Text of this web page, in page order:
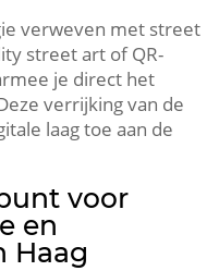
verweven met street
street art of QR-
je direct het
verrijking van de
laag toe aan de
voor
en
Haag